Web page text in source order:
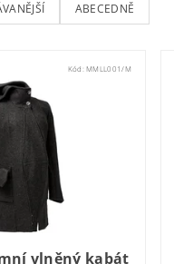
ABECEDNĚ
Kód:MMLL001/M
vlněný kabát